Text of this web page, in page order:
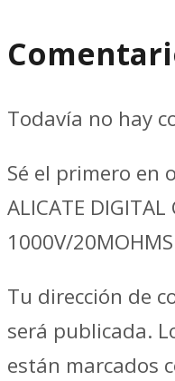
Todavía no hay
Sé el primero en
ALICATE DIGITAL
1000V/
Tu dirección de
será publicada.
están marcados